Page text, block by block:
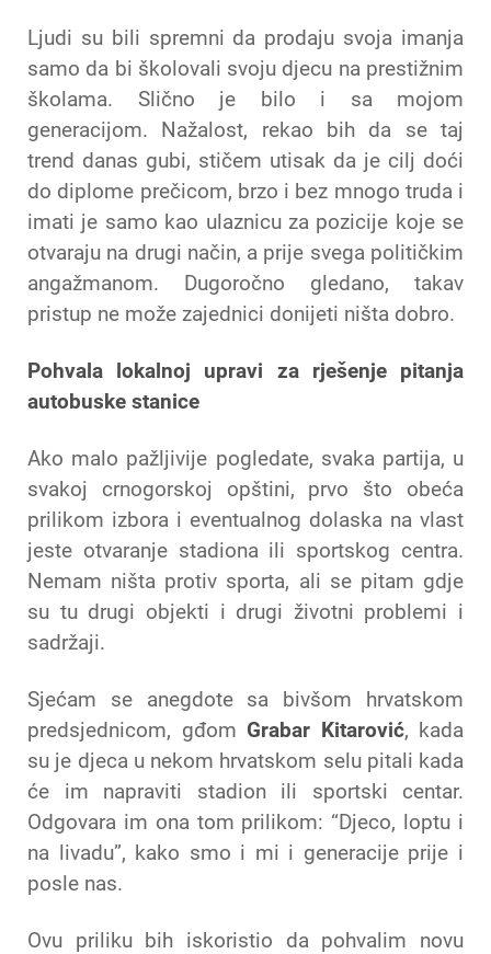
Ljudi su bili spremni da prodaju svoja imanja
samo da bi školovali svoju djecu na prestižnim
školama. Slično je bilo i sa mojom
generacijom. Nažalost, rekao bih da se taj
trend danas gubi, stičem utisak da je cilj doći
do diplome prečicom, brzo i bez mnogo truda i
imati je samo kao ulaznicu za pozicije koje se
otvaraju na drugi način, a prije svega političkim
angažmanom. Dugoročno gledano, takav
pristup ne može zajednici donijeti ništa dobro.
Pohvala lokalnoj upravi za rješenje pitanja
autobuske stanice
Ako malo pažljivije pogledate, svaka partija, u
svakoj crnogorskoj opštini, prvo što obeća
prilikom izbora i eventualnog dolaska na vlast
jeste otvaranje stadiona ili sportskog centra.
Nemam ništa protiv sporta, ali se pitam gdje
su tu drugi objekti i drugi životni problemi i
sadržaji.
Sjećam se anegdote sa bivšom hrvatskom
predsjednicom, gđom Grabar Kitarović, kada
su je djeca u nekom hrvatskom selu pitali kada
će im napraviti stadion ili sportski centar.
Odgovara im ona tom prilikom: “Djeco, loptu i
na livadu”, kako smo i mi i generacije prije i
posle nas.
Ovu priliku bih iskoristio da pohvalim novu